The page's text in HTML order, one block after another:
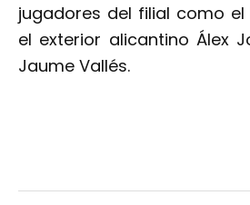
jugadores del filial como el
el exterior alicantino Álex
Jaume Vallés.